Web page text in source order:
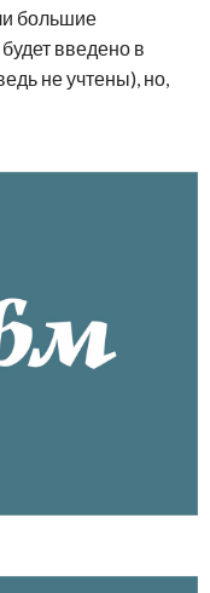
большие
введено в
не учтены), но,